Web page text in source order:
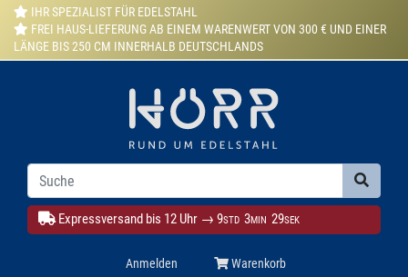
IHR SPEZIALIST FÜR EDELSTAHL
FREI HAUS-LIEFERUNG AB EINEM WARENWERT VON 300 € UND EINER
LÄNGE BIS 250 CM INNERHALB DEUTSCHLANDS
Expressversand bis 12 Uhr → 9STD 3MIN 27SEK
Anmelden Warenkorb